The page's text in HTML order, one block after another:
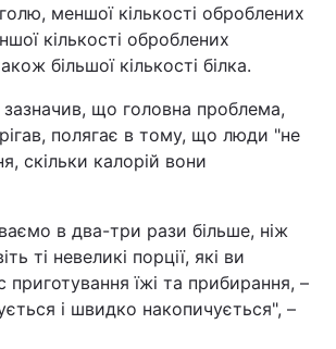
меншої кількості оброблених
кількості оброблених
більшої кількості білка.
що головна проблема,
полягає в тому, що люди "не
скільки калорій вони
в два-три рази більше, ніж
ті невеликі порції, які ви
приготування їжі та прибирання, –
і швидко накопичується", –